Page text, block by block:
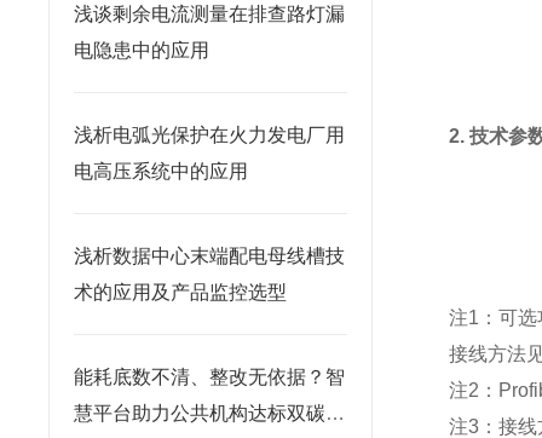
浅谈剩余电流测量在排查路灯漏
电隐患中的应用
浅析电弧光保护在火力发电厂用
电高压系统中的应用
浅析数据中心末端配电母线槽技
术的应用及产品监控选型
能耗底数不清、整改无依据？智
慧平台助力公共机构达标双碳考
2. 技术参
注1：可
接线方法
注2：
注3：接